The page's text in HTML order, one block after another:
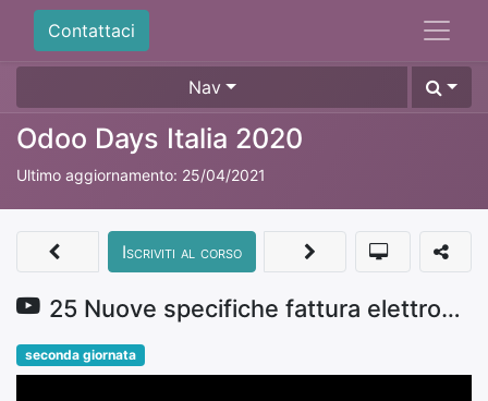
Contattaci
Nav
Odoo Days Italia 2020
Ultimo aggiornamento: 25/04/2021
25 Nuove specifiche fattura elettronica - Marco Marchiori
Iscriviti al corso
seconda giornata